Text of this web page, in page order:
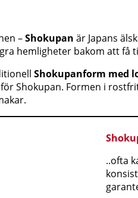
–Shokupan är Japans
hemligheter bakom att få
Shokupanform med
Shokupan. Formen i
..ofta